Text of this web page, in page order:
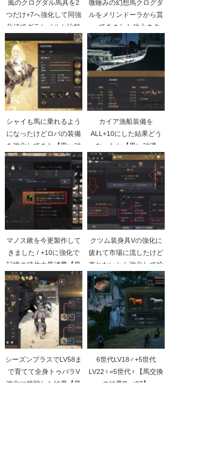
風のクログダル馬具を2
つだけ+7へ強化して同強
化値でグランベルと比較
【黒い砂漠Part2467】
微睡みの幻想馬クログダ
ルをメリンドーラから貰
ってきました他小ネタ
【黒い砂漠Part5176】
シャイも馬に乗れるよう
になったけどロバの装備
を強化してきた【黒い砂
漠Part2546】
カイア漁船装備を
ALL+10にした結果どう
なったか【黒い砂漠
Part3538】
マノス鍬を今更製作して
きました / +10に強化で
記憶の破片大量消費【黒
い砂漠Part2141】
クツム装身具Vの強化に
疲れて市場に流したけど
売れないから強化して捨
てた【黒い砂漠
Part3578】
シーズンプラスでLV58ま
で育てて全身トゥバラV
強化に挑戦した結果【黒
6世代LV18♂+5世代
LV22♀=5世代♀【馬交換
の結果Part27】